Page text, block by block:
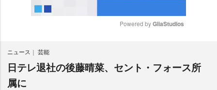
e
Powered by GliaStudios
ニュース 芸能
日テレ退社の後藤晴菜、セント・フォース所
属に